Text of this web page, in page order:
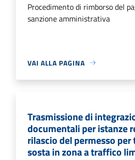
Procedimento di rimborso del
sanzione amministrativa
VAI ALLA PAGINA
Trasmissione di
documentali per istanze
rilascio del permesso
sosta in zona a traffico